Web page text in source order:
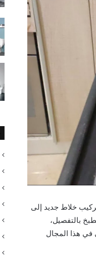
خلاط جديد إلى
بالتفصيل،
هذا المجال